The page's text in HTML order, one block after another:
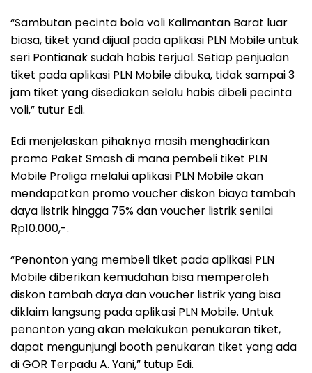
“Sambutan pecinta bola voli Kalimantan Barat luar
biasa, tiket yand dijual pada aplikasi PLN Mobile untuk
seri Pontianak sudah habis terjual. Setiap penjualan
tiket pada aplikasi PLN Mobile dibuka, tidak sampai 3
jam tiket yang disediakan selalu habis dibeli pecinta
voli,” tutur Edi.
Edi menjelaskan pihaknya masih menghadirkan
promo Paket Smash di mana pembeli tiket PLN
Mobile Proliga melalui aplikasi PLN Mobile akan
mendapatkan promo voucher diskon biaya tambah
daya listrik hingga 75% dan voucher listrik senilai
Rp10.000,-.
“Penonton yang membeli tiket pada aplikasi PLN
Mobile diberikan kemudahan bisa memperoleh
diskon tambah daya dan voucher listrik yang bisa
diklaim langsung pada aplikasi PLN Mobile. Untuk
penonton yang akan melakukan penukaran tiket,
dapat mengunjungi booth penukaran tiket yang ada
di GOR Terpadu A. Yani,” tutup Edi.